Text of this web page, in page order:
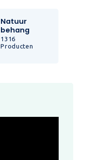
Natuur
behang
1316
Producten